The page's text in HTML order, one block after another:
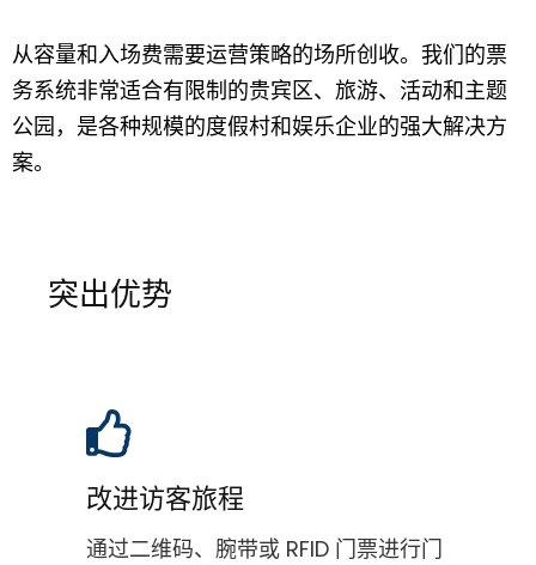
从容量和入场费需要运营策略的场所创收。我们的票
务系统非常适合有限制的贵宾区、旅游、活动和主题
公园，是各种规模的度假村和娱乐企业的强大解决方
案。
突出优势
改进访客旅程
通过二维码、腕带或 RFID 门票进行门